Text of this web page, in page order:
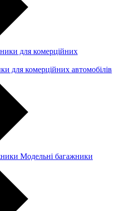
для комерційних автомобілів
Модельні багажники